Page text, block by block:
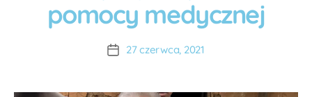
pomocy medycznej
u
t
r:
27 czerwca, 2021